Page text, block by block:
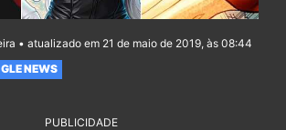
• atualizado em 21 de maio de 2019, às 08:44
NEWS
PUBLICIDADE